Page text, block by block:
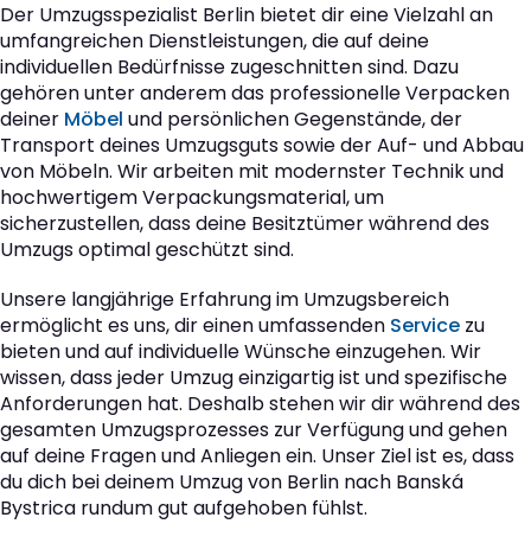
Der Umzugsspezialist Berlin bietet dir eine Vielzahl an
umfangreichen Dienstleistungen, die auf deine
individuellen Bedürfnisse zugeschnitten sind. Dazu
gehören unter anderem das professionelle Verpacken
deiner Möbel und persönlichen Gegenstände, der
Transport deines Umzugsguts sowie der Auf- und Abbau
von Möbeln. Wir arbeiten mit modernster Technik und
hochwertigem Verpackungsmaterial, um
sicherzustellen, dass deine Besitztümer während des
Umzugs optimal geschützt sind.
Unsere langjährige Erfahrung im Umzugsbereich
ermöglicht es uns, dir einen umfassenden Service zu
bieten und auf individuelle Wünsche einzugehen. Wir
wissen, dass jeder Umzug einzigartig ist und spezifische
Anforderungen hat. Deshalb stehen wir dir während des
gesamten Umzugsprozesses zur Verfügung und gehen
auf deine Fragen und Anliegen ein. Unser Ziel ist es, dass
du dich bei deinem Umzug von Berlin nach Banská
Bystrica rundum gut aufgehoben fühlst.